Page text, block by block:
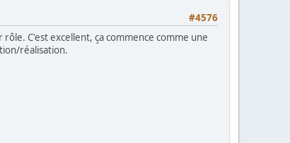
#4576
C'est excellent, ça commence comme une
réalisation.